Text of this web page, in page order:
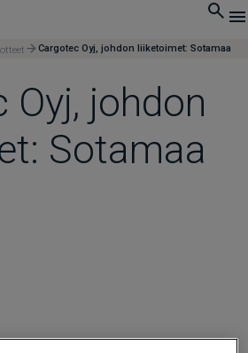
Cargotec Oyj, johdon liiketoimet: Sotamaa
Oyj, johdon
Sotamaa